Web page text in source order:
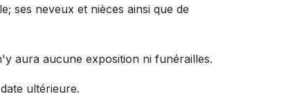
ses neveux et nièces ainsi que de
aura aucune exposition ni funérailles.
ultérieure.